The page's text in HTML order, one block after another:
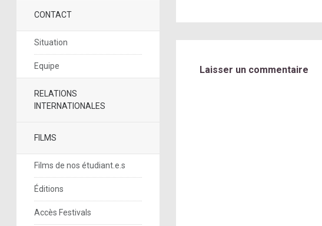
CONTACT
Situation
Equipe
RELATIONS
INTERNATIONALES
FILMS
Films de nos étudiant.e.s
Éditions
Accès Festivals
Laisser un commentaire